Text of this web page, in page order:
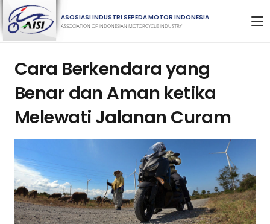
ASOSIASI INDUSTRI SEPEDA MOTOR INDONESIA
ASSOCIATION OF INDONESIAN MOTORCYCLE INDUSTRY
Cara Berkendara yang
Benar dan Aman ketika
Melewati Jalanan Curam